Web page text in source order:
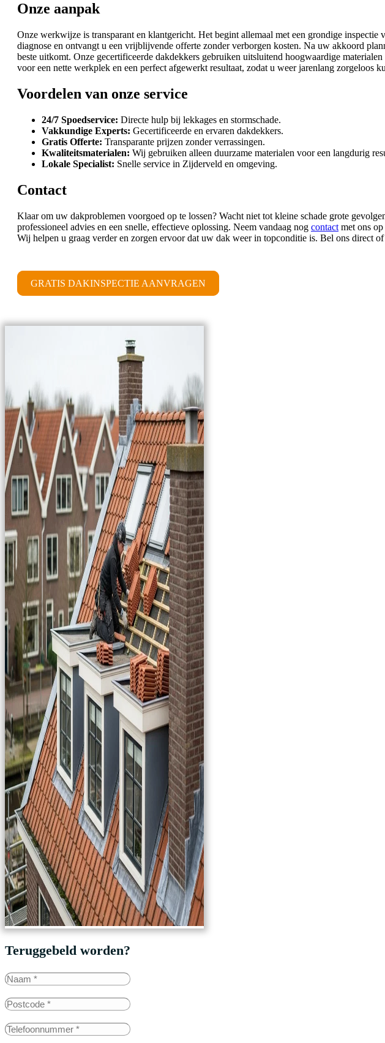
Onze aanpak
Onze werkwijze is transparant en klantgericht. Het begint allemaal met een grondige
diagnose en ontvangt u een vrijblijvende offerte zonder verborgen kosten. Na uw akkoord
beste uitkomt. Onze gecertificeerde dakdekkers gebruiken uitsluitend hoogwaardige
voor een nette werkplek en een perfect afgewerkt resultaat, zodat u weer jarenlang zorgeloos
Voordelen van onze service
24/7 Spoedservice: Directe hulp bij lekkages en stormschade.
Vakkundige Experts: Gecertificeerde en ervaren dakdekkers.
Gratis Offerte: Transparante prijzen zonder verrassingen.
Kwaliteitsmaterialen: Wij gebruiken alleen duurzame materialen voor een langdurig
Lokale Specialist: Snelle service in Zijderveld en omgeving.
Contact
Klaar om uw dakproblemen voorgoed op te lossen? Wacht niet tot kleine schade grote
professioneel advies en een snelle, effectieve oplossing. Neem vandaag nog contact met ons
Wij helpen u graag verder en zorgen ervoor dat uw dak weer in topconditie is. Bel ons direct
GRATIS DAKINSPECTIE AANVRAGEN
Teruggebeld worden?